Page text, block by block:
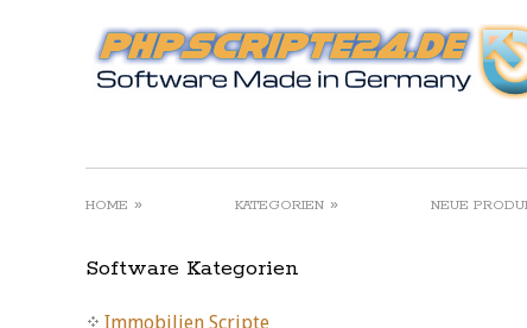
HOME » KATEGORIEN » NEUE
Software Kategorien
Immobilien Scripte